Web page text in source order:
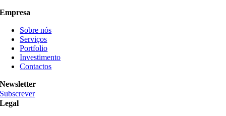
Empresa
Sobre nós
Serviços
Portfolio
Investimento
Contactos
Newsletter
Subscrever
Legal